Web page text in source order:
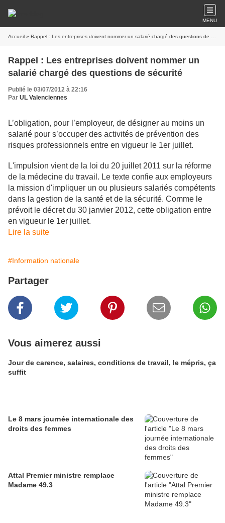
MENU
Accueil » Rappel : Les entreprises doivent nommer un salarié chargé des questions de sécurité
Rappel : Les entreprises doivent nommer un
salarié chargé des questions de sécurité
Publié le 03/07/2012 à 22:16
Par UL Valenciennes
L’obligation, pour l’employeur, de désigner au moins un
salarié pour s’occuper des activités de prévention des
risques professionnels entre en vigueur le 1er juillet.
L'impulsion vient de la loi du 20 juillet 2011 sur la réforme
de la médecine du travail. Le texte confie aux employeurs
la mission d'impliquer un ou plusieurs salariés compétents
dans la gestion de la santé et de la sécurité. Comme le
prévoit le décret du 30 janvier 2012, cette obligation entre
en vigueur le 1er juillet.
Lire la suite
#Information nationale
Partager
Vous aimerez aussi
Jour de carence, salaires, conditions de travail, le mépris, ça
suffit
Le 8 mars journée internationale des
droits des femmes
Attal Premier ministre remplace
Madame 49.3